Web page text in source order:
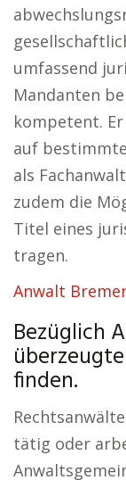
umfassend
Mandanten
kompetent.
auf
als
zudem die
Titel eines
tragen.
Anwalt
Bezüglich
finden.
tätig oder